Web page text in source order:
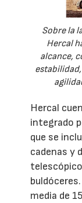
Sobre la
Hercal
alcance,
Hercal
integrado
que se
cadenas y
media de